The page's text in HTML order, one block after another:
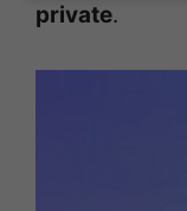
private.